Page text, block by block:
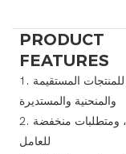
PRODUCT
FEATURES
1. مناسبة للمنتجات المستقيمة
والمنحنية والمستديرة
2. كفاءة عالية، ومتطلبات منخفضة
للعامل